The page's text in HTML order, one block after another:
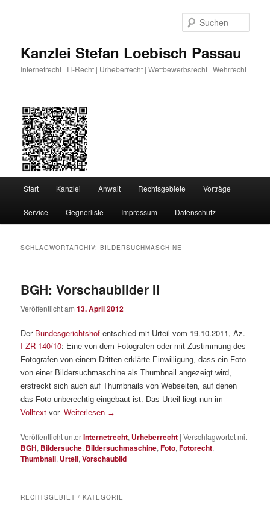
Kanzlei Stefan Loebisch Passau
Internetrecht | IT-Recht | Urheberrecht | Wettbewerbsrecht | Wehrrecht
Start Kanzlei Anwalt Rechtsgebiete Vorträge
Service Gegnerliste Impressum Datenschutz
SCHLAGWORTARCHIV:BILDERSUCHMASCHINE
BGH: Vorschaubilder II
Veröffentlicht am13. April 2012
Der Bundesgerichtshofentschied mit Urteil vom 19.10.2011, Az.
I ZR 140/10: Eine von dem Fotografen oder mit Zustimmung des
Fotografen von einem Dritten erklärte Einwilligung, dass ein Foto
von einer Bildersuchmaschine als Thumbnail angezeigt wird,
erstreckt sich auch auf Thumbnails von Webseiten, auf denen
das Foto unberechtig eingebaut ist. Das Urteil liegt nun im
Volltextvor.Weiterlesen →
Veröffentlicht unterInternetrecht, Urheberrecht |Verschlagwortet mit
BGH, Bildersuche, Bildersuchmaschine,Foto,Fotorecht,
Thumbnail, Urteil,Vorschaubild
RECHTSGEBIET / KATEGORIE